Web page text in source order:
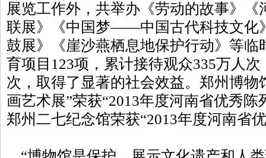
展览工作外，共举办《劳动的故事》
联展》《中国梦——中国古代科技文
鼓展》《崖沙燕栖息地保护行动》等临
育项目123项，累计接待观众335万人
次，取得了显著的社会效益。郑州博
画艺术展”荣获“2013年度河南省优秀
郑州二七纪念馆荣获“2013年度河南省